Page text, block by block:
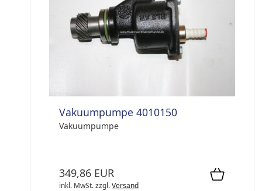
Vakuumpumpe 4010150
Vakuumpumpe
349,86 EUR
inkl. MwSt.zzgl.Versand